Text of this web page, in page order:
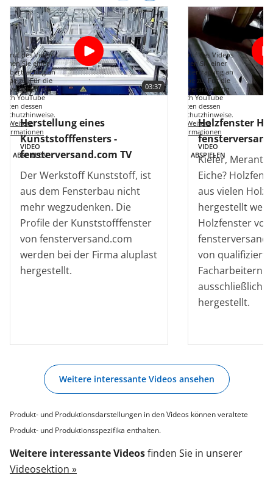
des Videos
Sie einer
an
zu. Für die
YouTube
dessen
Weitere
VIDEO
ABSPIELEN
03:37
Herstellung eines
Kunststofffensters -
fensterversand.com TV
Der Werkstoff Kunststoff, ist
aus dem Fensterbau nicht
mehr wegzudenken. Die
Profile der Kunststofffenster
von fensterversand.com
werden bei der Firma aluplast
hergestellt.
Mit Aufruf des Videos
stimmen Sie einer
Datenübertragung an
YouTube zu. Für die
Datenverarbeitung
durch YouTube
gelten dessen
Datenschutzhinweise.
Weitere
Informationen
VIDEO
ABSPIELEN
Holzfenster
Kiefer, Meranti,
Eiche?
aus vielen
hergestellt
Holzfenster von
von
Facharbeitern
ausschließlich
hergestellt.
Weitere interessante Videos ansehen
Produkt- und Produktionsdarstellungen in den Videos können veraltete
Produkt- und Produktionsspezifika enthalten.
Weitere interessante Videosfinden Sie in unserer
Videosektion »